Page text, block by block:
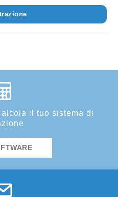
il tuo sistema di